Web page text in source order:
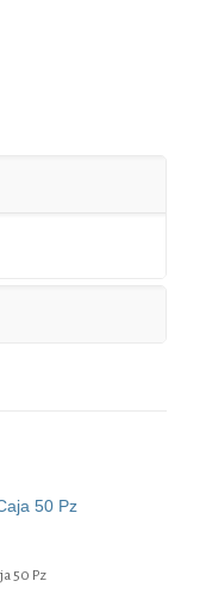
50 Pz
50 Pz